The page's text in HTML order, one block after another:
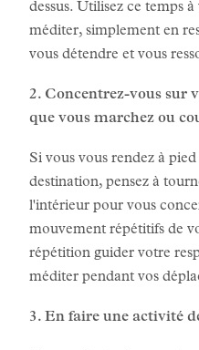
dessus. Utilisez ce temps
méditer, simplement en
vous détendre et vous
2. Concentrez-vous sur
que vous marchez ou
Si vous vous rendez à
destination, pensez à
l'intérieur pour vous
mouvement répétitifs de
répétition guider votre
méditer pendant vos
3. En faire une activité